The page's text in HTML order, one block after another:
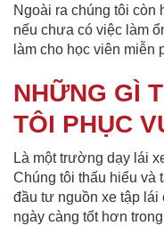
Ngoài ra chúng tôi còn
nếu chưa có việc làm
làm cho học viên miễn
NHỮNG GÌ
TÔI PHỤC
Là một trường dạy lái
Chúng tôi thấu hiểu và
đầu tư nguồn xe tập
ngày càng tốt hơn